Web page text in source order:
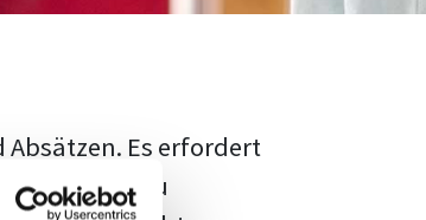
Es erfordert
adäquat zu